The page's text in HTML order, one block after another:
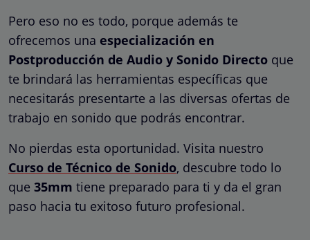
Pero eso no es todo, porque además te
ofrecemos una especialización en
Postproducción de Audio y Sonido Directo que
te brindará las herramientas específicas que
necesitarás presentarte a las diversas ofertas de
trabajo en sonido que podrás encontrar.
No pierdas esta oportunidad. Visita nuestro
Curso de Técnico de Sonido, descubre todo lo
que 35mm tiene preparado para ti y da el gran
paso hacia tu exitoso futuro profesional.